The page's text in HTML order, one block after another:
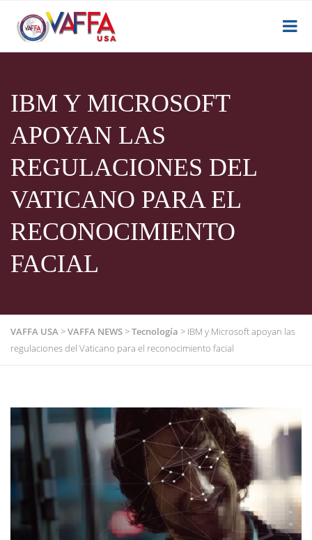
IBM Y MICROSOFT
APOYAN LAS
REGULACIONES DEL
VATICANO PARA EL
RECONOCIMIENTO
FACIAL
VAFFA USA>VAFFA NEWS>Tecnología > IBM y Microsoft apoyan las
regulaciones del Vaticano para el reconocimiento facial